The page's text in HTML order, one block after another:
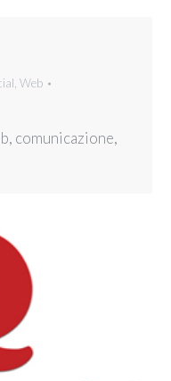
Web
comunicazione,